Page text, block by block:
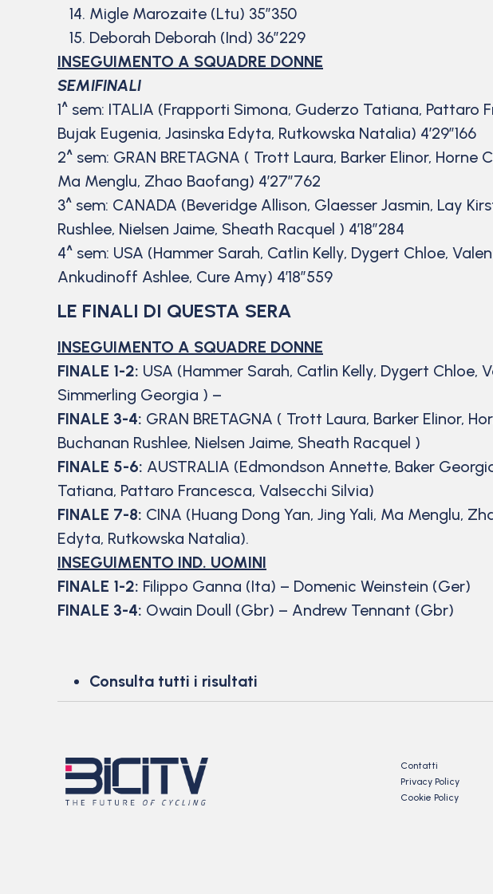
Migle Marozaite (Ltu) 35”350
Deborah Deborah (Ind) 36”229
INSEGUIMENTO A SQUADRE DONNE
SEMIFINALI
1^ sem: ITALIA (Frapporti Simona, Guderzo Tatiana, Pattaro
Bujak Eugenia, Jasinska Edyta, Rutkowska Natalia) 4’29”166
2^ sem: GRAN BRETAGNA ( Trott Laura, Barker Elinor, Horne
Ma Menglu, Zhao Baofang) 4’27”762
3^ sem: CANADA (Beveridge Allison, Glaesser Jasmin, Lay
Rushlee, Nielsen Jaime, Sheath Racquel ) 4’18”284
4^ sem: USA (Hammer Sarah, Catlin Kelly, Dygert Chloe,
Ankudinoff Ashlee, Cure Amy) 4’18”559
LE FINALI DI QUESTA SERA
INSEGUIMENTO A SQUADRE DONNE
FINALE 1-2: USA (Hammer Sarah, Catlin Kelly, Dygert Chloe,
Simmerling Georgia ) –
FINALE 3-4: GRAN BRETAGNA ( Trott Laura, Barker Elinor,
Buchanan Rushlee, Nielsen Jaime, Sheath Racquel )
FINALE 5-6: AUSTRALIA (Edmondson Annette, Baker
Tatiana, Pattaro Francesca, Valsecchi Silvia)
FINALE 7-8: CINA (Huang Dong Yan, Jing Yali, Ma Menglu,
Edyta, Rutkowska Natalia).
INSEGUIMENTO IND. UOMINI
FINALE 1-2: Filippo Ganna (Ita) – Domenic Weinstein (Ger)
FINALE 3-4: Owain Doull (Gbr) – Andrew Tennant (Gbr)
Consulta tutti i risultati
Contatti
Privacy Policy
Cookie Policy